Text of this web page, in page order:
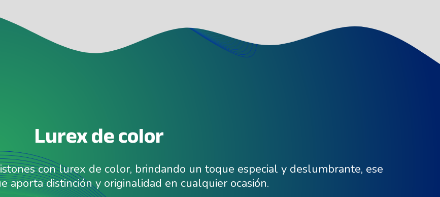
Lurex de color
con lurex de color, brindando un toque especial y deslumbrante, ese
aporta distinción y originalidad en cualquier ocasión.